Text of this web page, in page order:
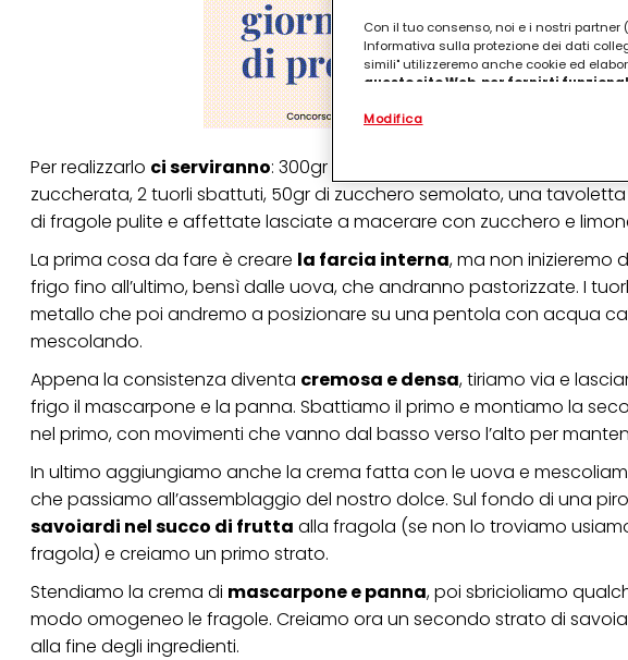
Per realizzarlo ci serviranno: 300gr di savoiardi o pan di Spagna,
zuccherata, 2 tuorli sbattuti, 50gr di zucchero semolato, una
di fragole pulite e affettate lasciate a macerare con zucchero e
La prima cosa da fare è creare la farcia interna, ma non inizieremo
frigo fino all’ultimo, bensì dalle uova, che andranno pastorizzate. I
metallo che poi andremo a posizionare su una pentola con acqua
mescolando.
Appena la consistenza diventa cremosa e densa, tiriamo via e
frigo il mascarpone e la panna. Sbattiamo il primo e montiamo la
nel primo, con movimenti che vanno dal basso verso l’alto per
In ultimo aggiungiamo anche la crema fatta con le uova e
che passiamo all’assemblaggio del nostro dolce. Sul fondo di una
savoiardi nel succo di frutta alla fragola (se non lo troviamo
fragola) e creiamo un primo strato.
Stendiamo la crema di mascarpone e panna, poi sbricioliamo
modo omogeneo le fragole. Creiamo ora un secondo strato di
alla fine degli ingredienti.
Con il tuo consenso, noi e i nostri
Informativa sulla protezione dei dati
simili" utilizzeremo anche cookie ed
questo sito Web, per fornirti
. Analizzeremo il tuo
(rispettivamente dell'azienda per cui
terzi, conservare le nostre informazioni
identificati) su questo sito web e altri
misurare e ottimizzare il successo delle
Puoi trovare maggiori informazioni sul
collegata nel piè di pagina (Sezione
qualsiasi momento con effetto per il
collegata nel piè di pagina. Per ulteriori
periodo di conservazione, consultare le
Se fai clic su "Modifica" potrai trovare
per uno o più degli scopi sopra
tuoi dati personali per tutte le finalità
necessari per fornirti questo sito web.
Modifica